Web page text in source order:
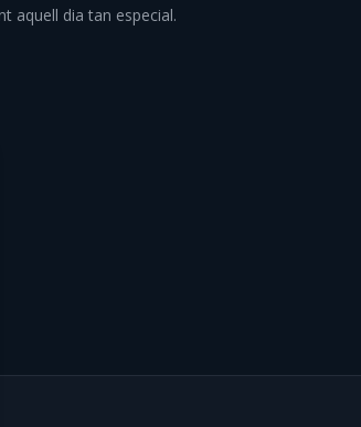
aquell dia tan especial.